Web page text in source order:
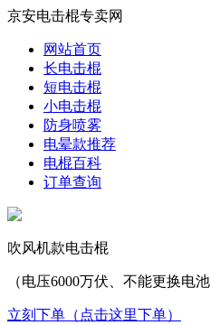
京安电击棍专卖网
网站首页
长电击棍
短电击棍
小电击棍
防身喷雾
电晕款推荐
电棍百科
订单查询
吹风机款电击棍
（电压6000万伏、不能更换电池
立刻下单（点击这里下单）